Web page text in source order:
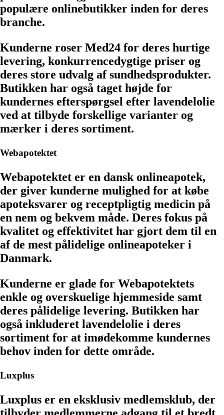
populære onlinebutikker inden for deres
branche.
Kunderne roser Med24 for deres hurtige
levering, konkurrencedygtige priser og
deres store udvalg af sundhedsprodukter.
Butikken har også taget højde for
kundernes efterspørgsel efter lavendelolie
ved at tilbyde forskellige varianter og
mærker i deres sortiment.
Webapotektet
Webapotektet er en dansk onlineapotek,
der giver kunderne mulighed for at købe
apoteksvarer og receptpligtig medicin på
en nem og bekvem måde. Deres fokus på
kvalitet og effektivitet har gjort dem til en
af de mest pålidelige onlineapoteker i
Danmark.
Kunderne er glade for Webapotektets
enkle og overskuelige hjemmeside samt
deres pålidelige levering. Butikken har
også inkluderet lavendelolie i deres
sortiment for at imødekomme kundernes
behov inden for dette område.
Luxplus
Luxplus er en eksklusiv medlemsklub, der